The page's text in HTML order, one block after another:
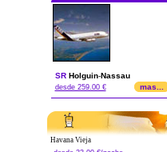
SR Holguin-Nassau
desde 259.00 € mas...
Havana Vieja